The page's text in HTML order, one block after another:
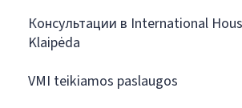
Консультации в International
Klaipėda
VMI teikiamos paslaugos